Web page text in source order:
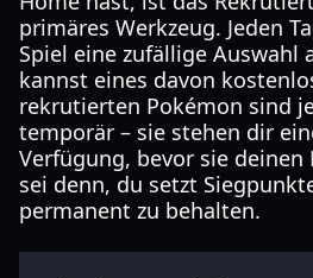
primäres Werkzeug. Jeden
Spiel eine zufällige Auswahl
kannst eines davon
rekrutierten Pokémon sind
temporär – sie stehen dir
Verfügung, bevor sie deinen
sei denn, du setzt
permanent zu behalten.